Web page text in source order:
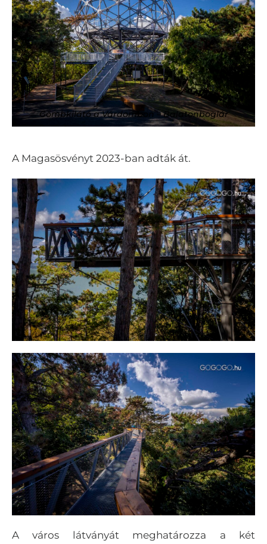
Gömbkilátó a Várdombon – Balatonboglár
A Magasösvényt 2023-ban adták át.
A város látványát meghatározza a két